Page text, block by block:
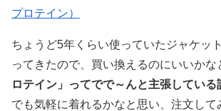
プロテイン）
ちょうど5年くらい使っていたジャケッ
ってきたので、買い換えるのにいいかな
ロテイン」ってでで～んと主張している
でも気軽に着れるかなと思い、注文して